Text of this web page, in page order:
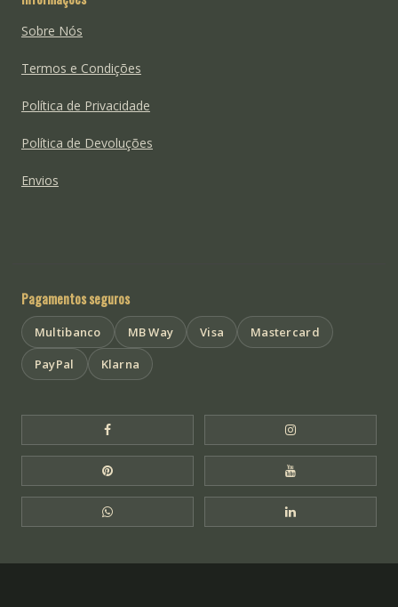
Sobre Nós
Termos e Condições
Política de Privacidade
Política de Devoluções
Envios
Pagamentos seguros
Multibanco MB Way Visa
Mastercard
PayPal
Klarna
Facebook Templo de Buda Instagram
Pinterest Templo de Buda YouTube Templo
WhatsApp Templo de Buda LinkedIn Templo